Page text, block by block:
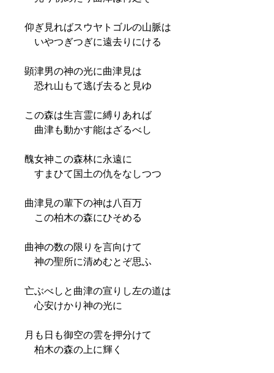
仰ぎ見ればスウヤトゴルの山脈は
いやつぎつぎに遠去りにける
顕津男の神の光に曲津見は
恐れ山もて逃げ去ると見ゆ
この森は生言霊に縛りあれば
曲津も動かす能はざるべし
醜女神この森林に永遠に
すまひて国土の仇をなしつつ
曲津見の輩下の神は八百万
この柏木の森にひそめる
曲神の数の限りを言向けて
神の聖所に清めむとぞ思ふ
亡ぶべしと曲津の宣りし左の道は
心安けかり神の光に
月も日も御空の雲を押分けて
柏木の森の上に輝く